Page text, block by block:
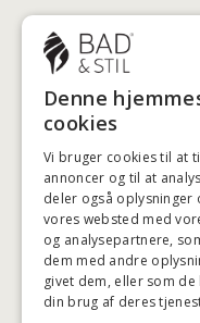
NYTTIGE
LEVERING OG
KLAGER
FRAGT
INDSTILLINGER
Denne
cookies
Vi bruger cookies til at
annoncer og til at
deler også oplysninger
vores websted med
og analysepartnere,
dem med andre
givet dem, eller som
din brug af deres